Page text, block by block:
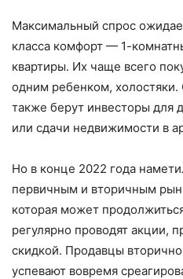
Максимальный спрос
класса комфорт — 1-
квартиры. Их чаще всего
одним ребенком,
также берут инвесторы для
или сдачи недвижимости в
Но в конце 2022 года
первичным и вторичным
которая может
регулярно проводят акции,
скидкой. Продавцы
успевают вовремя